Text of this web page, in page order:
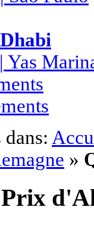
Yas
dans:
»